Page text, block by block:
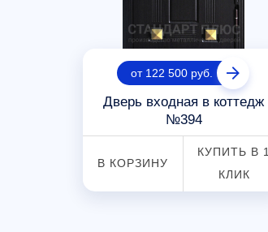
от 122 500 руб.
Дверь входная в коттедж
№394
В КОРЗИНУ
КУПИТЬ В 1
КЛИК